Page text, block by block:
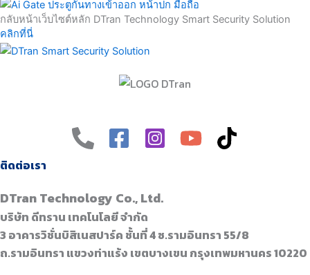
กลับหน้าเว็บไซต์หลัก DTran Technology Smart Security Solution
คลิกที่นี่
ติดต่อเรา
DTran Technology Co., Ltd.
บริษัท ดีทราน เทคโนโลยี จำกัด
3 อาคารวิชั่นบิสิเนสปาร์ค ชั้นที่ 4 ซ.รามอินทรา 55/8
ถ.รามอินทรา แขวงท่าแร้ง เขตบางเขน กรุงเทพมหานคร 10220